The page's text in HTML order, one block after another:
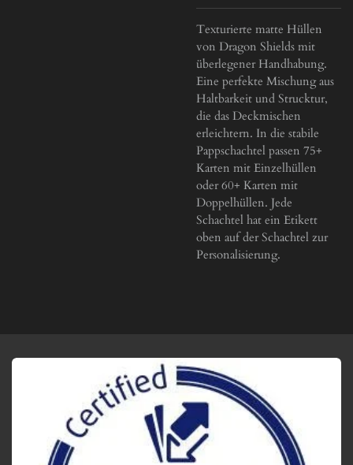
Texturierte matte Hüllen
von Dragon Shields mit
überlegener Handhabung.
Eine perfekte Mischung aus
Haltbarkeit und Strucktur,
die das Deckmischen
erleichtern. In die stabile
Pappschachtel passen 75+
Karten mit Einzelhüllen
oder 60+ Karten mit
Doppelhüllen. Jede
Schachtel hat ein Etikett
oben auf der Schachtel zur
Personalisierung.